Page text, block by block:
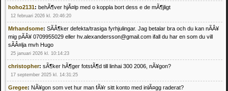
hoho2131: behÃ¶ver hjÃ¤lp med o koppla bort dess e de mÃ¶jligt
12 februari 2026 kl. 20:46:20
Mrhandsome: SÃÂ¶ker defekta/trasiga fyrhjulingar. Jag betalar bra och du kan nÃÂ¥
mig pÃÂ¥ 0709955029 eller hv.alexandersson@gmail.com ifall du har en som du vill
sÃÂ¤lja mvh Hugo
25 januari 2026 kl. 10:14:23
christopher: sÃ¶ker hÃ¶ger fotstÃ¶d till linhai 300 2006, nÃ¥gon?
17 september 2025 kl. 14:31:25
Gregee: NÃ¥gon som vet hur man fÃ¥r sitt konto med inlÃ¤gg raderat?